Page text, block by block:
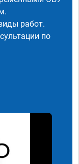
работ.
по